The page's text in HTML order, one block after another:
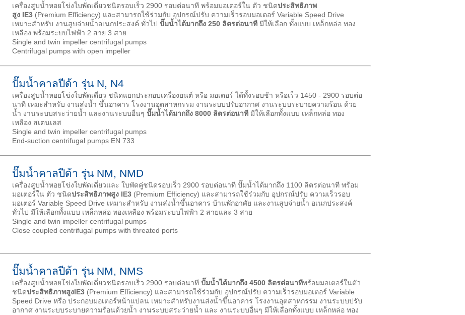
เครื่องสูบน้ำหอยโข่งใบพัดเดี่ยวชนิดรอบเร็ว 2900 รอบต่อนาที พร้อมมอเตอร์ใน ตัว ชนิดประสิทธิภาพ
สูง IE3(Premium Efficiency) และสามารถใช้ร่วมกับ อุปกรณ์ปรับ ความเร็วรอบมอเตอร์ Variable Speed Drive
เหมาะสำหรับ งานสูบจ่ายน้ำอเนกประสงค์ ทั่วไป ปั๊มน้ำได้มากถึง 250 ลิตรต่อนาที มีให้เลือก ทั้งแบบ เหล็กหล่อ ทอง
เหลือง พร้อมระบบไฟฟ้า 2 สาย 3 สาย
Single and twin impeller centrifugal pumps
Centrifugal pumps with open impeller
ปั๊มน้ำคาลปีด้า รุ่น N, N4
เครื่องสูบน้ำหอยโข่งใบพัดเดี่ยว ชนิดแยกประกอบเครื่องยนต์ หรือ มอเตอร์ ได้ทั้งรอบช้า หรือเร็ว 1450 - 2900 รอบต่อ
นาที เหมะสำหรับ งานส่งน้ำ ขึ้นอาคาร โรงงานอุตสาหกรรม งานระบบปรับอากาศ งานระบบระบายความร้อน ด้วย
น้ำ งานระบบสระว่ายน้ำ และงานระบบอื่นๆ ปั๊มน้ำได้มากถึง 8000 ลิตรต่อนาทีมีให้เลือกทั้งแบบ เหล็กหล่อ ทอง
เหลือง สเตนเลส
Single and twin impeller centrifugal pumps
End-suction centrifugal pumps EN 733
ปั๊มน้ำคาลปีด้า รุ่น NM, NMD
เครื่องสูบน้ำหอยโข่งใบพัดเดี่ยวและ ใบพัดคู่ชนิดรอบเร็ว 2900 รอบต่อนาที ปั๊มน้ำได้มากถึง 1100 ลิตรต่อนาที พร้อม
มอเตอร์ใน ตัว ชนิดประสิทธิภาพสูง IE3(Premium Efficiency) และสามารถใช้ร่วมกับ อุปกรณ์ปรับ ความเร็วรอบ
มอเตอร์ Variable Speed Drive เหมาะสำหรับ งานส่งน้ำขึ้นอาคาร บ้านพักอาศัย และงานสูบจ่ายน้ำ อเนกประสงค์
ทั่วไป มีให้เลือกทั้งแบบ เหล็กหล่อ ทองเหลือง พร้อมระบบไฟฟ้า 2 สายและ 3 สาย
Single and twin impeller centrifugal pumps
Close coupled centrifugal pumps with threated ports
ปั๊มน้ำคาลปีด้า รุ่น NM, NMS
เครื่องสูบน้ำหอยโข่งใบพัดเดี่ยวชนิดรอบเร็ว 2900 รอบต่อนาที ปั๊มน้ำได้มากถึง 4500 ลิตรต่อนาทีพร้อมมอเตอร์ในตัว
ชนิดประสิทธิภาพสูงIE3(Premium Efficiency) และสามารถใช้ร่วมกับ อุปกรณ์ปรับ ความเร็วรอบมอเตอร์ Variable
Speed Drive หรือ ประกอบมอเตอร์หน้าแปลน เหมาะสำหรับงานส่งน้ำขึ้นอาคาร โรงงานอุตสาหกรรม งานระบบปรับ
อากาศ งานระบบระบายความร้อนด้วยน้ำ งานระบบสระว่ายน้ำ และ งานระบบอื่นๆ มีให้เลือกทั้งแบบ เหล็กหล่อ ทอง